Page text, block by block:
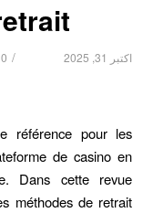
اکتبر 31, 2025 / 0 دیدگاه
référence pour les
de casino en
Dans cette revue
méthodes de retrait